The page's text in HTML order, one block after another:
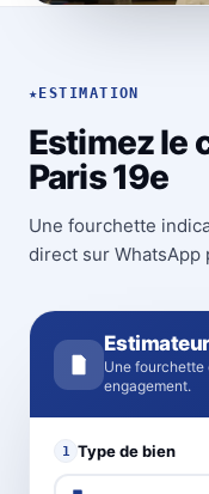
★ ESTIMATION
Estimez le
Paris 19e
Une fourchette
direct sur WhatsApp
Une
engagement.
1 Type de bien